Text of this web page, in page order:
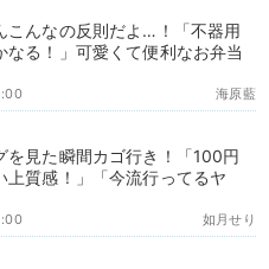
こんなの反則だよ…！「不器用
なる！」可愛くて便利なお弁当
海原藍
を見た瞬間カゴ行き！「100円
上質感！」「今流行ってるヤ
如月せり